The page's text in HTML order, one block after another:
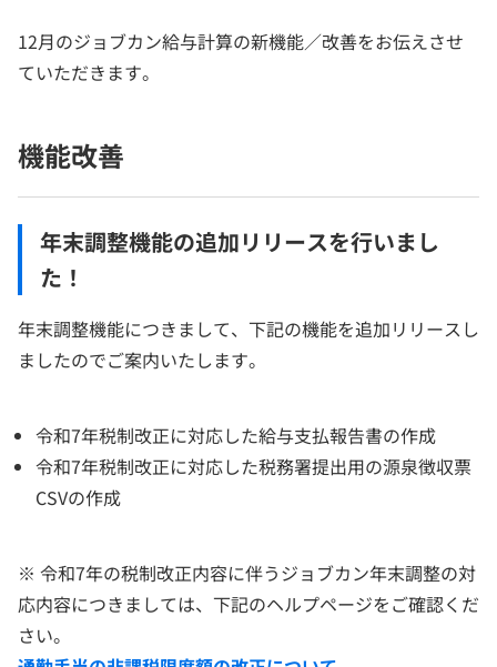
12月のジョブカン給与計算の新機能／改善をお伝えさせ
ていただきます。
機能改善
年末調整機能の追加リリースを行いまし
た！
年末調整機能につきまして、下記の機能を追加リリースし
ましたのでご案内いたします。
令和7年税制改正に対応した給与支払報告書の作成
令和7年税制改正に対応した税務署提出用の源泉徴収票
CSVの作成
※ 令和7年の税制改正内容に伴うジョブカン年末調整の対
応内容につきましては、下記のヘルプページをご確認くだ
さい。